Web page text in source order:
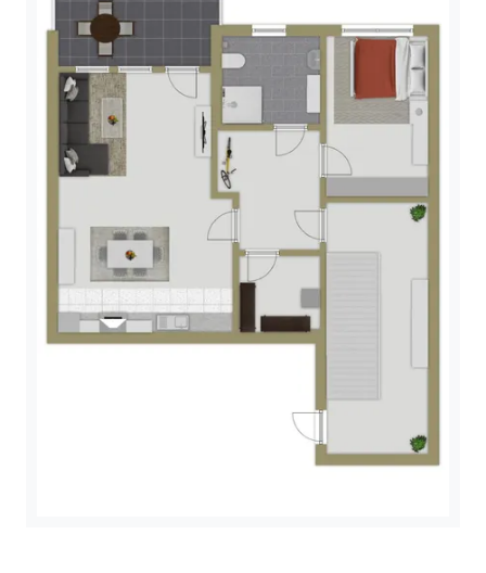
Wertsteigerungspotenzial für Kapitalanleger
garantiert. Wer hier investiert, setzt auf einen
Standort mit Charme und Zukunft.